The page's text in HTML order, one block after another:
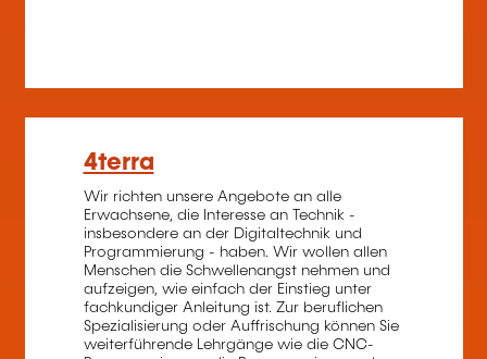
4terra
Wir richten unsere Angebote an alle
Erwachsene, die Interesse an Technik -
insbesondere an der Digitaltechnik und
Programmierung - haben. Wir wollen allen
Menschen die Schwellenangst nehmen und
aufzeigen, wie einfach der Einstieg unter
fachkundiger Anleitung ist. Zur beruflichen
Spezialisierung oder Auffrischung können Sie
weiterführende Lehrgänge wie die CNC-